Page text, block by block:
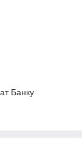
Банку